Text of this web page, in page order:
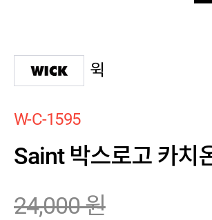
윅
W-C-1595
Saint 박스로고 카치
24,000원